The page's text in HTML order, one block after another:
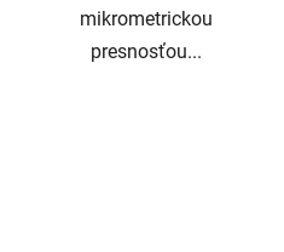
mikrometrickou
presnosťou...